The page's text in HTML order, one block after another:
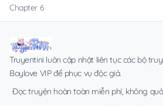
Chapter 6
Truyentini luôn cập nhật liên tục các bộ
Boylove VIP để phục vụ độc giả.
Đọc truyện hoàn toàn miễn phí, không